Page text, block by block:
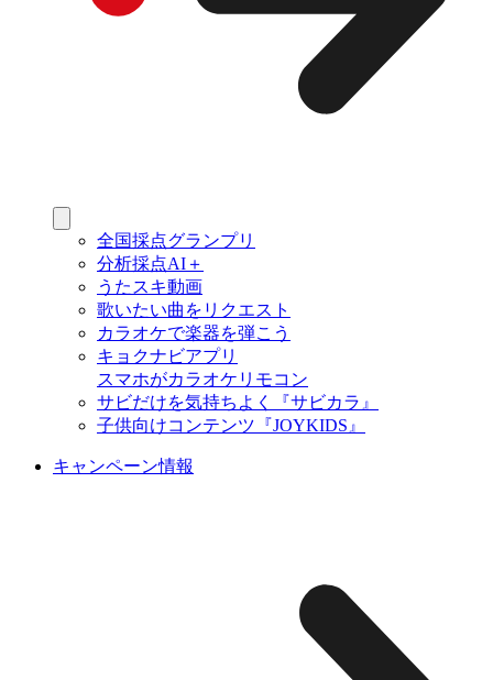
全国採点グランプリ
分析採点AI＋
うたスキ動画
歌いたい曲をリクエスト
カラオケで楽器を弾こう
キョクナビアプリ
スマホがカラオケリモコン
サビだけを気持ちよく『サビカラ』
子供向けコンテンツ『JOYKIDS』
キャンペーン情報